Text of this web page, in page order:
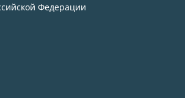
Федерации